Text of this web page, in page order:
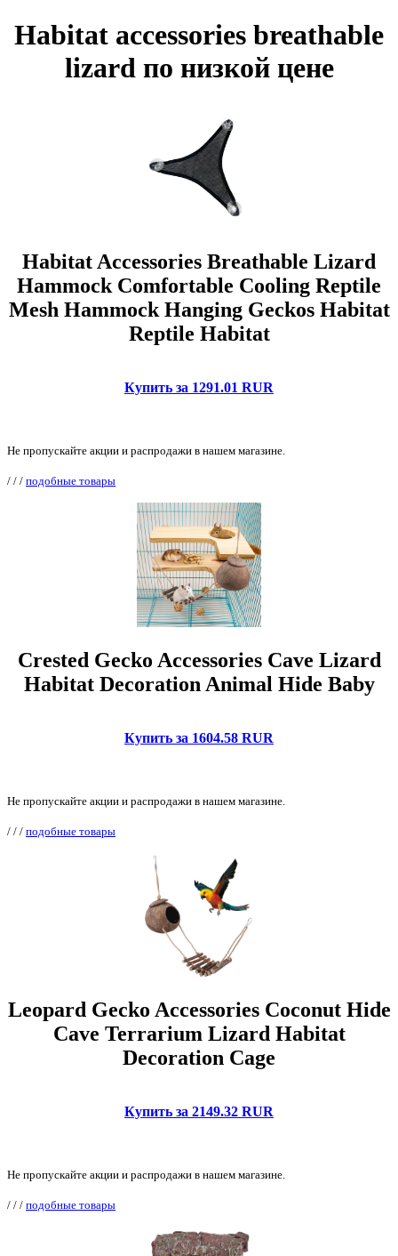
Habitat accessories breathable
lizard по низкой цене
Habitat Accessories Breathable Lizard
Hammock Comfortable Cooling Reptile
Mesh Hammock Hanging Geckos Habitat
Reptile Habitat
Купить за 1291.01 RUR
Не пропускайте акции и распродажи в нашем магазине.
/ / / подобные товары
Crested Gecko Accessories Cave Lizard
Habitat Decoration Animal Hide Baby
Купить за 1604.58 RUR
Не пропускайте акции и распродажи в нашем магазине.
/ / / подобные товары
Leopard Gecko Accessories Coconut Hide
Cave Terrarium Lizard Habitat
Decoration Cage
Купить за 2149.32 RUR
Не пропускайте акции и распродажи в нашем магазине.
/ / / подобные товары